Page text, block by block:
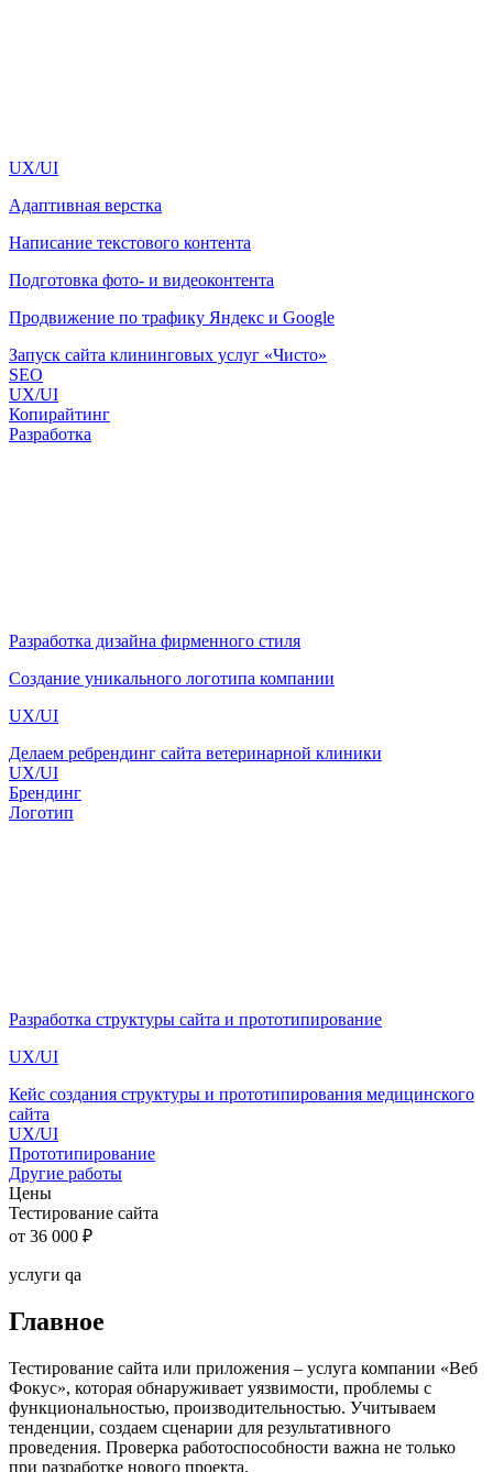
UX/UI
Адаптивная верстка
Написание текстового контента
Подготовка фото- и видеоконтента
Продвижение по трафику Яндекс и Google
Запуск сайта клининговых услуг «Чисто»
SEO
UX/UI
Копирайтинг
Разработка
Разработка дизайна фирменного стиля
Создание уникального логотипа компании
UX/UI
Делаем ребрендинг сайта ветеринарной клиники
UX/UI
Брендинг
Логотип
Разработка структуры сайта и прототипирование
UX/UI
Кейс создания структуры и прототипирования медицинского
сайта
UX/UI
Прототипирование
Другие работы
Цены
Тестирование сайта
от 36 000 ₽
услуги qa
Главное
Тестирование сайта или приложения – услуга компании «Веб
Фокус», которая обнаруживает уязвимости, проблемы с
функциональностью, производительностью. Учитываем
тенденции, создаем сценарии для результативного
проведения. Проверка работоспособности важна не только
при разработке нового проекта.